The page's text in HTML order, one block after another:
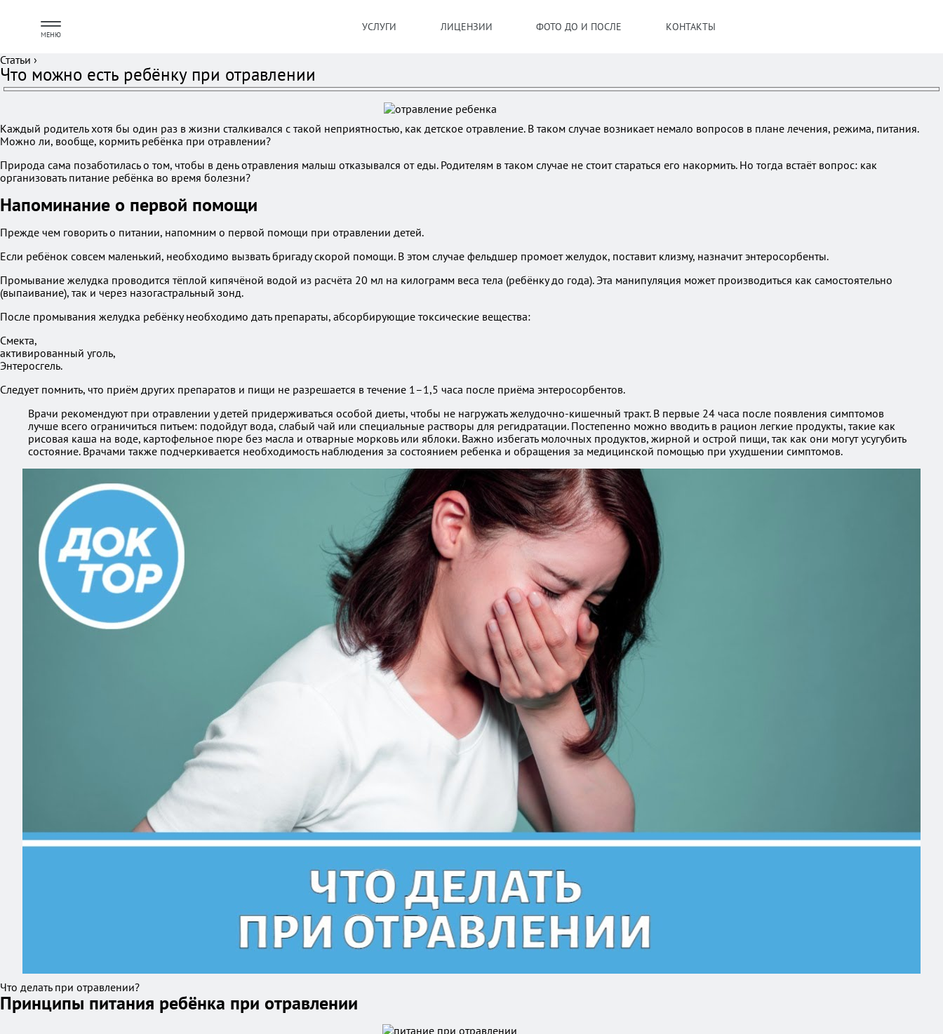
МЕНЮ
УСЛУГИ ЛИЦЕНЗИИ ФОТО ДО И ПОСЛЕ КОНТАКТЫ
Статьи ›
Что можно есть ребёнку при отравлении
Каждый родитель хотя бы один раз в жизни сталкивался с такой неприятностью, как детское отравление. В таком случае возникает немало вопросов в плане лечения, режима, питания.
Можно ли, вообще, кормить ребёнка при отравлении?
Природа сама позаботилась о том, чтобы в день отравления малыш отказывался от еды. Родителям в таком случае не стоит стараться его накормить. Но тогда встаёт вопрос: как
организовать питание ребёнка во время болезни?
Напоминание о первой помощи
Прежде чем говорить о питании, напомним о первой помощи при отравлении детей.
Если ребёнок совсем маленький, необходимо вызвать бригаду скорой помощи. В этом случае фельдшер промоет желудок, поставит клизму, назначит энтеросорбенты.
Промывание желудка проводится тёплой кипячёной водой из расчёта 20 мл на килограмм веса тела (ребёнку до года). Эта манипуляция может производиться как самостоятельно
(выпаивание), так и через назогастральный зонд.
После промывания желудка ребёнку необходимо дать препараты, абсорбирующие токсические вещества:
Смекта,
активированный уголь,
Энтеросгель.
Следует помнить, что приём других препаратов и пищи не разрешается в течение 1–1,5 часа после приёма энтеросорбентов.
Врачи рекомендуют при отравлении у детей придерживаться особой диеты, чтобы не нагружать желудочно-кишечный тракт. В первые 24 часа после появления симптомов
лучше всего ограничиться питьем: подойдут вода, слабый чай или специальные растворы для регидратации. Постепенно можно вводить в рацион легкие продукты, такие как
рисовая каша на воде, картофельное пюре без масла и отварные морковь или яблоки. Важно избегать молочных продуктов, жирной и острой пищи, так как они могут усугубить
состояние. Врачами также подчеркивается необходимость наблюдения за состоянием ребенка и обращения за медицинской помощью при ухудшении симптомов.
Что делать при отравлении?
Принципы питания ребёнка при отравлении